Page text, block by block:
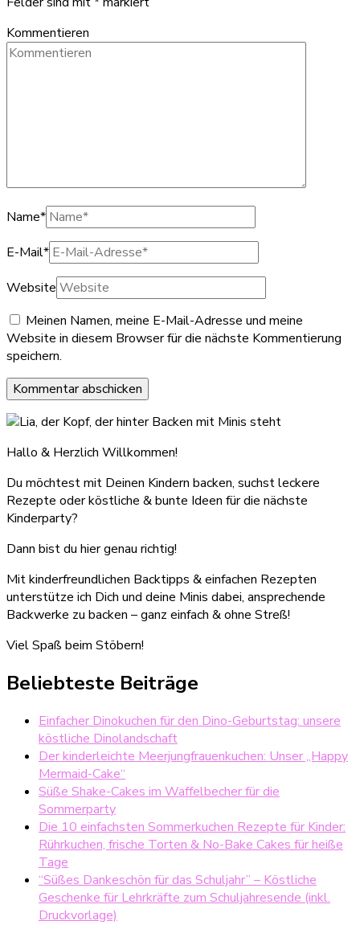
Kommentieren
Name*
E-Mail*
Website
Meinen Namen, meine E-Mail-Adresse und meine
Website in diesem Browser für die nächste Kommentierung
speichern.
Hallo & Herzlich Willkommen!
Du möchtest mit Deinen Kindern backen, suchst leckere
Rezepte oder köstliche & bunte Ideen für die nächste
Kinderparty?
Dann bist du hier genau richtig!
Mit kinderfreundlichen Backtipps & einfachen Rezepten
unterstütze ich Dich und deine Minis dabei, ansprechende
Backwerke zu backen – ganz einfach & ohne Streß!
Viel Spaß beim Stöbern!
Beliebteste Beiträge
Einfacher Dinokuchen für den Dino-Geburtstag: unsere
köstliche Dinolandschaft
Der kinderleichte Meerjungfrauenkuchen: Unser „Happy
Mermaid-Cake“
Süße Shake-Cakes im Waffelbecher für die
Sommerparty
Die 10 einfachsten Sommerkuchen Rezepte für Kinder:
Rührkuchen, frische Torten & No-Bake Cakes für heiße
Tage
“Süßes Dankeschön für das Schuljahr” – Köstliche
Geschenke für Lehrkräfte zum Schuljahresende (inkl.
Druckvorlage)